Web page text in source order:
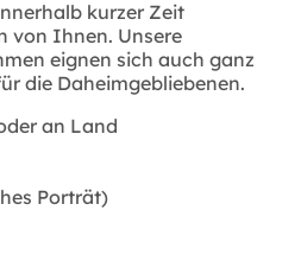
kurzer Zeit
von Ihnen. Unsere
eignen sich auch ganz
die Daheimgebliebenen.
an Land
Porträt)